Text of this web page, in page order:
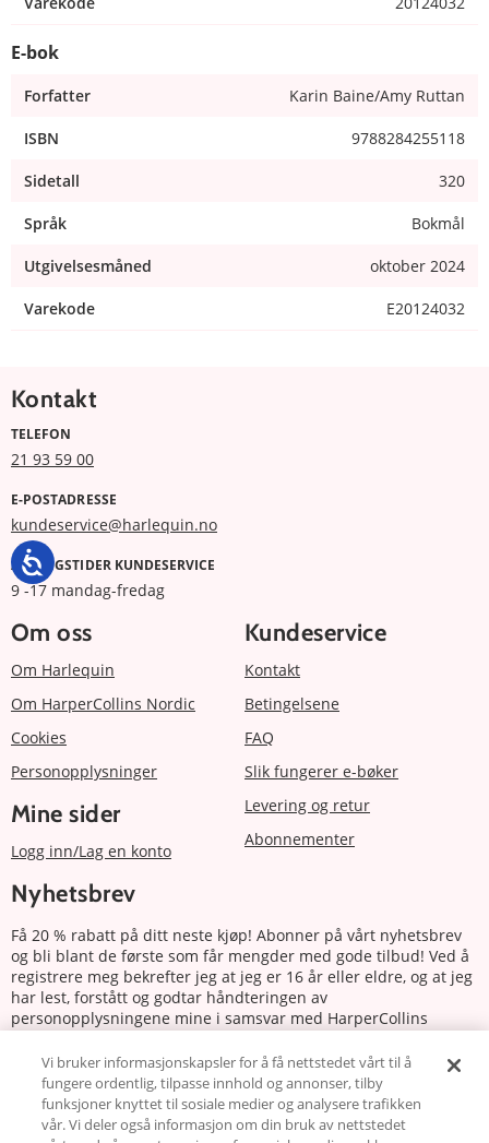
E-bok
Forfatter Karin Baine/Amy Ruttan
ISBN 9788284255118
Sidetall 320
Språk Bokmål
Utgivelsesmåned oktober 2024
Varekode E20124032
Kontakt
TELEFON
21 93 59 00
E-POSTADRESSE
kundeservice@harlequin.no
ÅPNINGSTIDER KUNDESERVICE
9 -17 mandag-fredag
Om oss
Om Harlequin
Om HarperCollins Nordic
Cookies
Personopplysninger
Mine sider
Logg inn/Lag en konto
Kundeservice
Kontakt
Betingelsene
FAQ
Slik fungerer e-bøker
Levering og retur
Abonnementer
Nyhetsbrev
Få 20 % rabatt på ditt neste kjøp! Abonner på vårt nyhetsbrev
og bli blant de første som får mengder med gode tilbud! Ved å
registrere meg bekrefter jeg at jeg er 16 år eller eldre, og at jeg
har lest, forstått og godtar håndteringen av
personopplysningene mine i samsvar med HarperCollins
Abonnere
Vi bruker informasjonskapsler for å få nettstedet vårt til å
fungere ordentlig, tilpasse innhold og annonser, tilby
funksjoner knyttet til sosiale medier og analysere trafikken
vår. Vi deler også informasjon om din bruk av nettstedet